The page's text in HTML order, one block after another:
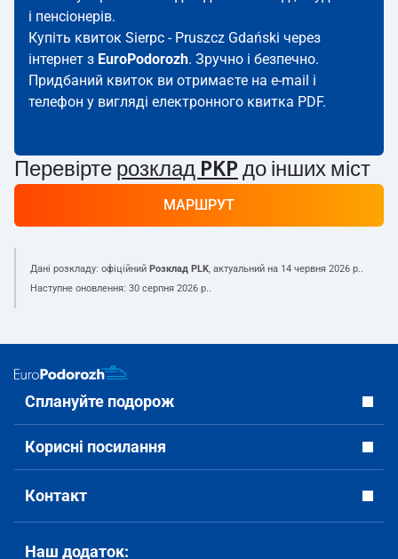
і пенсіонерів.
Купіть квиток Sierpc - Pruszcz Gdański через
інтернет з EuroPodorozh. Зручно і безпечно.
Придбаний квиток ви отримаєте на e-mail і
телефон у вигляді електронного квитка PDF.
Перевірте розклад PKP до інших міст
МАРШРУТ
Дані розкладу: офіційний Розклад PLK, актуальний на 14 червня 2026 р..
Наступне оновлення: 30 серпня 2026 р..
Сплануйте подорож
Корисні посилання
Контакт
Наш додаток: